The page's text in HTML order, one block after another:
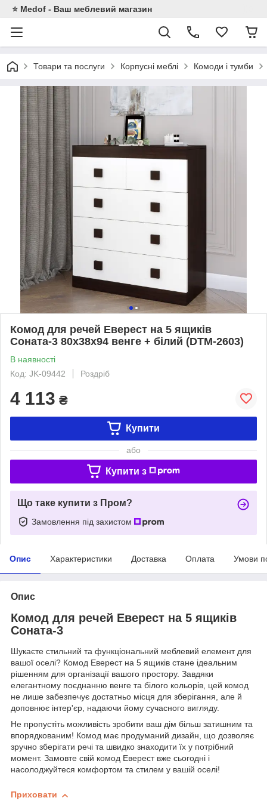
⭐ Medof - Ваш меблевий магазин
Товари та послуги Корпусні меблі Комоди і тумби
Комод для речей Еверест на 5 ящиків
Соната-3 80х38х94 венге + білий (DTM-2603)
В наявності
Код: JK-09442
Роздріб
4 113 ₴
Купити
або
Купити з
Що таке купити з Пром?
Замовлення під захистом
Опис Характеристики Доставка Оплата Умови
Опис
Комод для речей Еверест на 5 ящиків
Соната-3
Шукаєте стильний та функціональний меблевий елемент для
вашої оселі? Комод Еверест на 5 ящиків стане ідеальним
рішенням для організації вашого простору. Завдяки
елегантному поєднанню венге та білого кольорів, цей комод
не лише забезпечує достатньо місця для зберігання, але й
доповнює інтер'єр, надаючи йому сучасного вигляду.
Не пропустіть можливість зробити ваш дім більш затишним та
впорядкованим! Комод має продуманий дизайн, що дозволяє
зручно зберігати речі та швидко знаходити їх у потрібний
момент. Замовте свій комод Еверест вже сьогодні і
насолоджуйтеся комфортом та стилем у вашій оселі!
Приховати